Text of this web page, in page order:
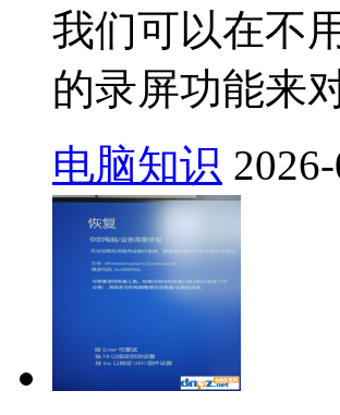
我们可以在不
的录屏功能来
电脑知识